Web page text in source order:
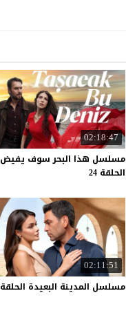
02:18:47
مسلسل هذا البحر سوف يفيض
الحلقة 24
02:11:51
مسلسل المدينة البعيدة الحلقة